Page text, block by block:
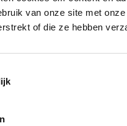
van onze site met
of die ze hebben